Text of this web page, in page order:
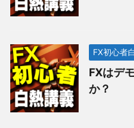
FX初心者
FXはデ
か？